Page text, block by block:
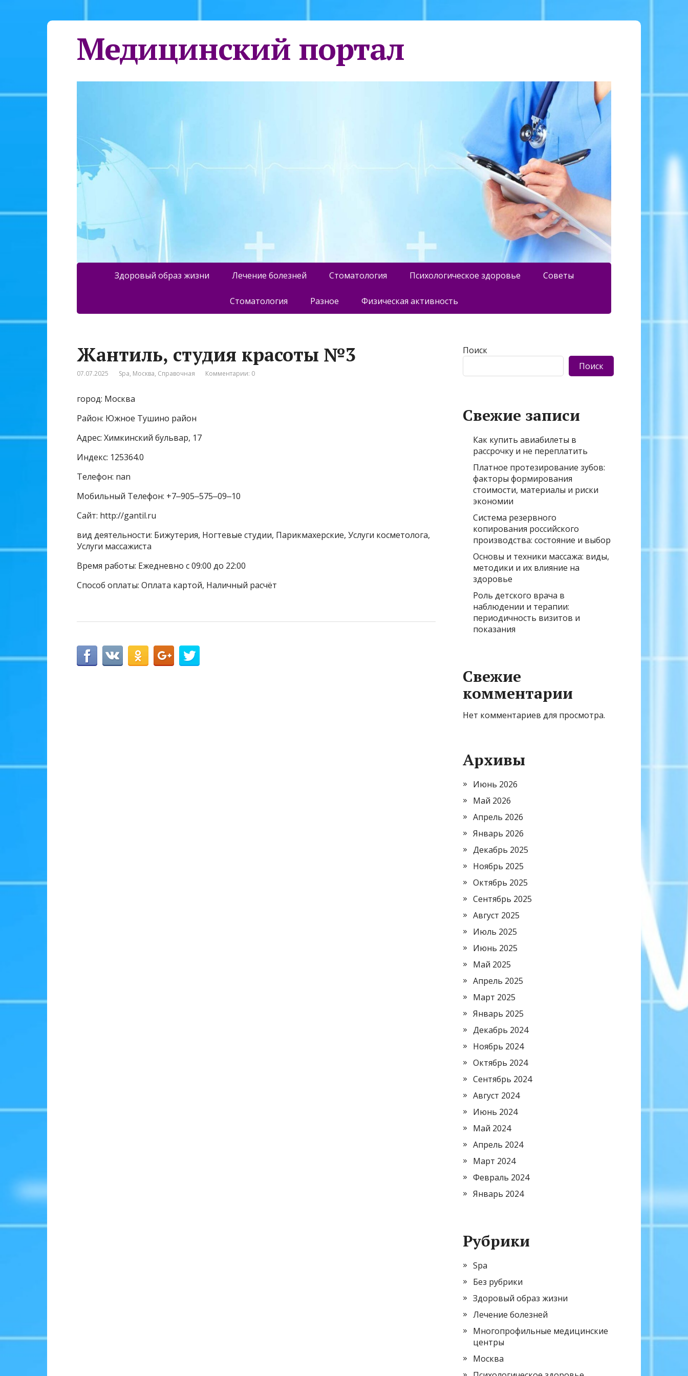
Медицинский портал
Здоровый образ жизни Лечение болезней Стоматология Психологическое здоровье Советы
Стоматология Разное Физическая активность
Жантиль, студия красоты №3
07.07.2025 Spa, Москва, Справочная Комментарии: 0
город: Москва
Район: Южное Тушино район
Адрес: Химкинский бульвар, 17
Индекс: 125364.0
Телефон: nan
Мобильный Телефон: +7‒905‒575‒09‒10
Сайт: http://gantil.ru
вид деятельности: Бижутерия, Ногтевые студии, Парикмахерские, Услуги косметолога,
Услуги массажиста
Время работы: Ежедневно с 09:00 до 22:00
Способ оплаты: Оплата картой, Наличный расчёт
Поиск
Поиск
Свежие записи
Как купить авиабилеты в
рассрочку и не переплатить
Платное протезирование зубов:
факторы формирования
стоимости, материалы и риски
экономии
Система резервного
копирования российского
производства: состояние и выбор
Основы и техники массажа: виды,
методики и их влияние на
здоровье
Роль детского врача в
наблюдении и терапии:
периодичность визитов и
показания
Свежие
комментарии
Нет комментариев для просмотра.
Архивы
Июнь 2026
Май 2026
Апрель 2026
Январь 2026
Декабрь 2025
Ноябрь 2025
Октябрь 2025
Сентябрь 2025
Август 2025
Июль 2025
Июнь 2025
Май 2025
Апрель 2025
Март 2025
Январь 2025
Декабрь 2024
Ноябрь 2024
Октябрь 2024
Сентябрь 2024
Август 2024
Июнь 2024
Май 2024
Апрель 2024
Март 2024
Февраль 2024
Январь 2024
Рубрики
Spa
Без рубрики
Здоровый образ жизни
Лечение болезней
Многопрофильные медицинские
центры
Москва